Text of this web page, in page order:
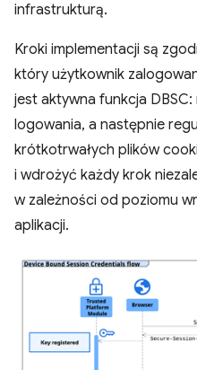
infrastrukturą.
Kroki implementacji są
który użytkownik
jest aktywna funkcja
logowania, a następnie
krótkotrwałych plików
i wdrożyć każdy krok
w zależności od poziomu
aplikacji.